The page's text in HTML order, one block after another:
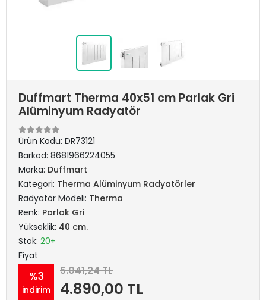
Duffmart Therma 40x51 cm Parlak Gri
Alüminyum Radyatör
Ürün Kodu: DR73121
Barkod: 8681966224055
Marka: Duffmart
Kategori: Therma Alüminyum Radyatörler
Radyatör Modeli: Therma
Renk: Parlak Gri
Yükseklik: 40 cm.
Stok: 20+
Fiyat
%3
indirim
5.041,24 TL
4.890,00 TL